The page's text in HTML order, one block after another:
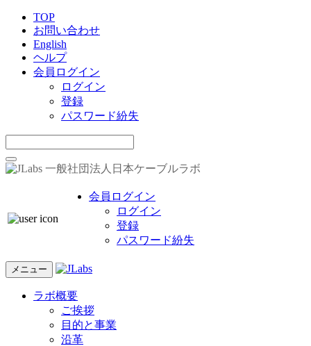
TOP
お問い合わせ
English
ヘルプ
会員ログイン
ログイン
登録
パスワード紛失
一般社団法人日本ケーブルラボ
会員ログイン
ログイン
登録
パスワード紛失
メニュー
ラボ概要
ご挨拶
目的と事業
沿革